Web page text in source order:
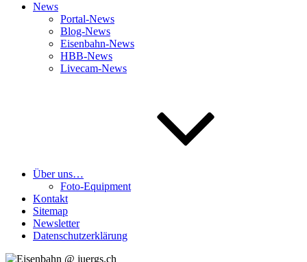
News
Portal-News
Blog-News
Eisenbahn-News
HBB-News
Livecam-News
Über uns…
Foto-Equipment
Kontakt
Sitemap
Newsletter
Datenschutzerklärung